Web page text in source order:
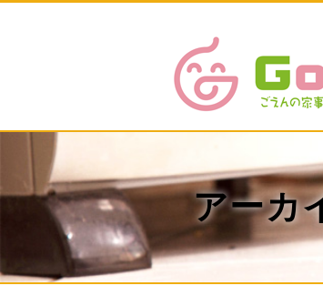
アーカ